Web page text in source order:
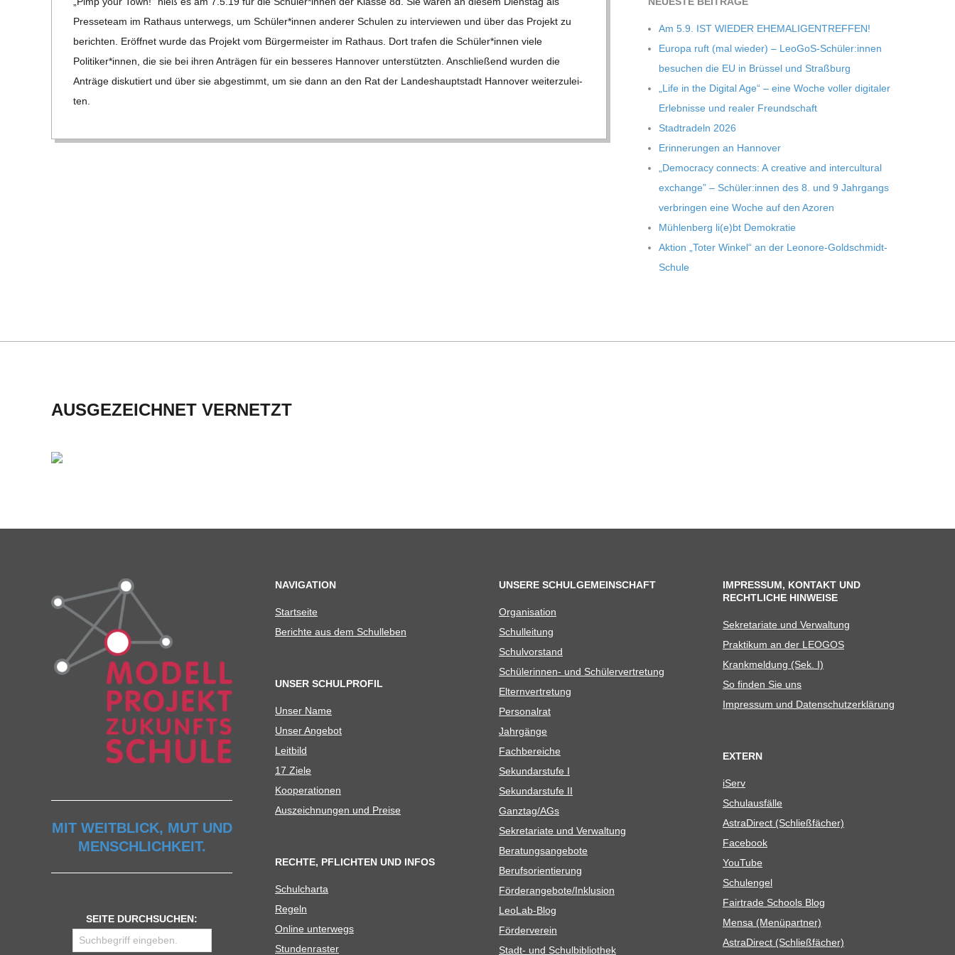
E
G
O
I
D
-
C
U
07
Pres­se­team im Rat­haus unter­wegs, um Schüler*innen ande­rer Schu­len zu inter­viewen und über das Pro­jekt zu
berich­ten. Eröff­net wurde das Pro­jekt vom Bür­ger­meis­ter im Rat­haus. Dort tra­fen die Schüler*innen viele
Politiker*innen, die sie bei ihren Anträ­gen für ein bes­se­res Han­no­ver unter­stütz­ten. Anschlie­ßend wur­den die
Anträge dis­ku­tiert und über sie abge­stimmt, um sie dann an den Rat der Lan­des­haupt­stadt Han­no­ver wei­ter­zu­lei­
ten.
Am 5.9. IST WIEDER EHEMALIGENTREFFEN!
Europa ruft (mal wie­der) – LeoGoS-Schüler:innen
besu­chen die EU in Brüs­sel und Straßburg
„Life in the Digi­tal Age“ – eine Woche vol­ler digi­ta­ler
Erleb­nisse und rea­ler Freundschaft
Stadt­ra­deln 2026
Erin­ne­run­gen an Hannover
„Demo­cracy con­nects: A crea­tive and inter­cul­tu­ral
exch­ange” – Schüler:innen des 8. und 9 Jahr­gangs
ver­brin­gen eine Woche auf den Azoren
Müh­len­berg li(e)bt Demokratie
Aktion „Toter Win­kel“ an der Leonore-Goldschmidt-
Schule
AUSGEZEICHNET VERNETZT
MIT WEITBLICK, MUT UND
MENSCHLICHKEIT.
SEITE DURCHSUCHEN:
NAVIGATION
Start­seite
Berichte aus dem Schulleben
UNSER SCHULPROFIL
Unser Name
Unser Ange­bot
Leit­bild
17 Ziele
Koope­ra­tio­nen
Aus­zeich­nun­gen und Preise
RECHTE, PFLICHTEN UND INFOS
Schul­charta
Regeln
Online unter­wegs
Stun­den­ras­ter
UNSERE SCHULGEMEINSCHAFT
Orga­ni­sa­tion
Schul­lei­tung
Schul­vor­stand
Schü­le­rin­nen- und Schülervertretung
Eltern­ver­tre­tung
Per­so­nal­rat
Jahr­gänge
Fach­be­rei­che
Sekun­dar­stufe I
Sekun­dar­stufe II
Ganztag/​​AGs
Sekre­ta­riate und Verwaltung
Bera­tungs­an­ge­bote
Berufs­ori­en­tie­rung
Förderangebote/​​Inklusion
Leo­Lab-Blog
För­der­ver­ein
Stadt- und Schulbibliothek
IMPRESSUM, KONTAKT UND
RECHTLICHE HINWEISE
Sekre­ta­riate und Verwaltung
Prak­ti­kum an der LEOGOS
Krank­mel­dung (Sek. I)
So fin­den Sie uns
Impres­sum und Datenschutzerklärung
EXTERN
iServ
Schul­aus­fälle
Astra­Di­rect (Schließ­fä­cher)
Face­book
You­Tube
Schul­en­gel
Fair­trade Schools Blog
Mensa (Menü­part­ner)
Astra­Di­rect (Schließ­fä­cher)